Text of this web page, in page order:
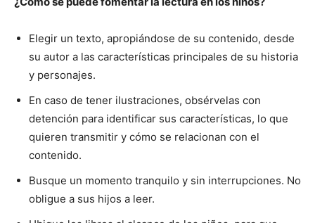
Elegir un texto, apropiándose de su contenido, desde
su autor a las características principales de su historia
y personajes.
En caso de tener ilustraciones, obsérvelas con
detención para identificar sus características, lo que
quieren transmitir y cómo se relacionan con el
contenido.
Busque un momento tranquilo y sin interrupciones. No
obligue a sus hijos a leer.